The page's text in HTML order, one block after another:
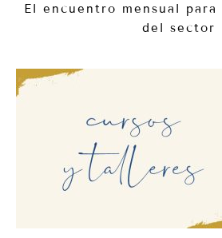
El encuentro mensual para
del sector